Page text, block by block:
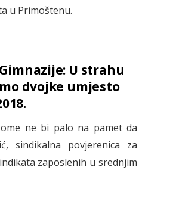
u Primoštenu.
U strahu
dvojke umjesto
ne bi palo na pamet da
sindikalna povjerenica za
zaposlenih u srednjim